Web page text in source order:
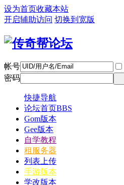
设为首页收藏本站
开启辅助访问 切换到宽版
帐号
密码
快捷导航
论坛首页BBS
Gom版本
Gee版本
自学教程
租服务器
列表上传
手游版本
学改版本